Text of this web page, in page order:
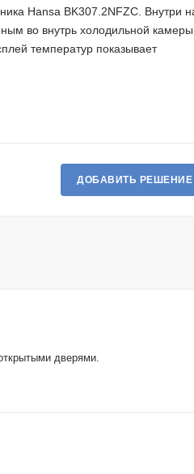
Hansa BK307.2NFZC. Внутри
во внутрь холодильной камеры
температур показывает
ДОБАВИТЬ РЕШЕНИЕ
дверями.